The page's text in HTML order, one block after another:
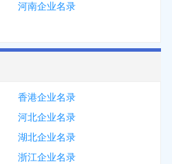
河南企业名录
香港企业名录
河北企业名录
湖北企业名录
浙江企业名录